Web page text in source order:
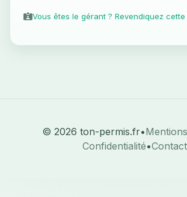
Vous êtes le gérant ? Revendiquez
© 2026 ton-permis.fr•
Confidentialité•Contact